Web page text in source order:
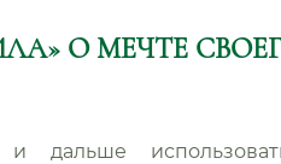
О МЕЧТЕ
дальше